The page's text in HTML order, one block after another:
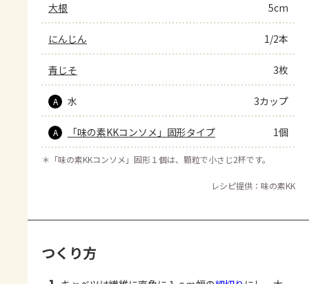
大根 5cm
にんじん 1/2本
青じそ 3枚
A 水 3カップ
A 「味の素KKコンソメ」固形タイプ 1個
＊ 「味の素KKコンソメ」固形１個は、顆粒で小さじ2杯です。
レシピ提供：味の素KK
つくり方